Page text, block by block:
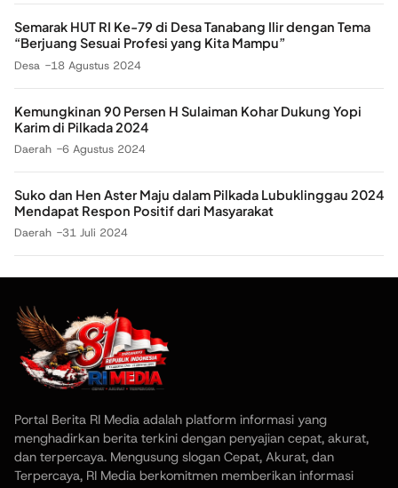
Semarak HUT RI Ke-79 di Desa Tanabang Ilir dengan Tema
“Berjuang Sesuai Profesi yang Kita Mampu”
Desa 18 Agustus 2024
Kemungkinan 90 Persen H Sulaiman Kohar Dukung Yopi
Karim di Pilkada 2024
Daerah 6 Agustus 2024
Suko dan Hen Aster Maju dalam Pilkada Lubuklinggau 2024
Mendapat Respon Positif dari Masyarakat
Daerah 31 Juli 2024
Portal Berita RI Media adalah platform informasi yang
menghadirkan berita terkini dengan penyajian cepat, akurat,
dan terpercaya. Mengusung slogan Cepat, Akurat, dan
Terpercaya, RI Media berkomitmen memberikan informasi